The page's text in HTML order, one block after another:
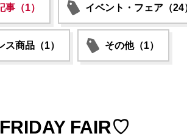
事（1） イベント・フェア（24
ス商品（1） その他（1）
FAIR♡